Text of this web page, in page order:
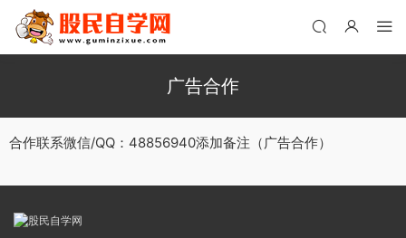
广告合作
合作联系微信/QQ：48856940添加备注（广告合作）